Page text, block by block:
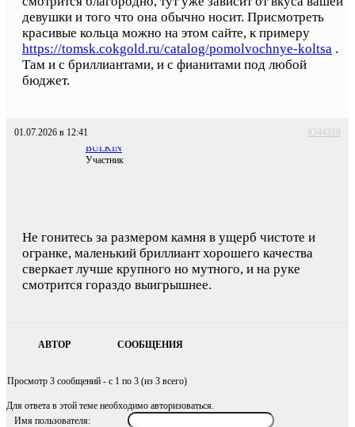
девушки и того что она обычно носит. Присмотреть
красивые кольца можно на этом сайте, к примеру
https://tomsk.cokgold.ru/catalog/pomolvochnye-koltsa .
Там и с бриллиантами, и с фианитами под любой
бюджет.
01.07.2026 в 12:41
#344319
BULKIN
Участник
Не гонитесь за размером камня в ущерб чистоте и
огранке, маленький бриллиант хорошего качества
сверкает лучше крупного но мутного, и на руке
смотрится гораздо выигрышнее.
АВТОР СООБЩЕНИЯ
Просмотр 3 сообщений - с 1 по 3 (из 3 всего)
Для ответа в этой теме необходимо авторизоваться.
Имя пользователя: